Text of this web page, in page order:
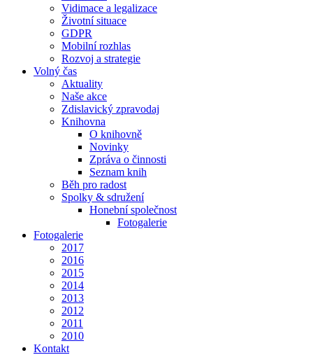
Vidimace a legalizace
Životní situace
GDPR
Mobilní rozhlas
Rozvoj a strategie
Volný čas
Aktuality
Naše akce
Zdislavický zpravodaj
Knihovna
O knihovně
Novinky
Zpráva o činnosti
Seznam knih
Běh pro radost
Spolky & sdružení
Honební společnost
Fotogalerie
Fotogalerie
2017
2016
2015
2014
2013
2012
2011
2010
Kontakt